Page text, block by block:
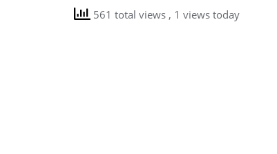
561 total views , 1 views today